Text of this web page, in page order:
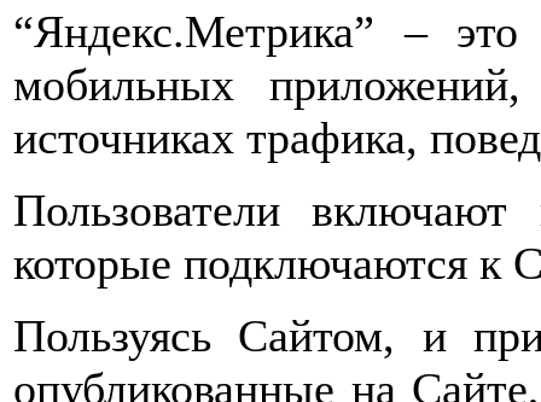
“Яндекс.Метрика” –
мобильных
источниках трафика,
Пользователи
которые подключаются к
Пользуясь Сайтом, и
опубликованные на